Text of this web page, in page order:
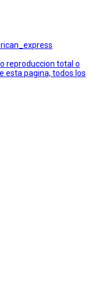
reproduccion total o
esta pagina, todos los